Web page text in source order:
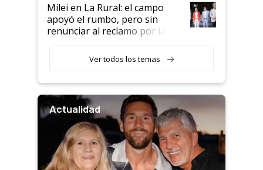
Milei en La Rural: el campo
apoyó el rumbo, pero sin
renunciar al reclamo por las
Ver todos los temas
Actualidad